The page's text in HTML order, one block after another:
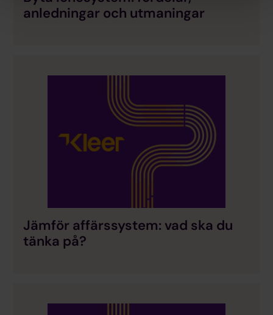
anledningar och utmaningar
Jämför affärssystem: vad ska du
tänka på?